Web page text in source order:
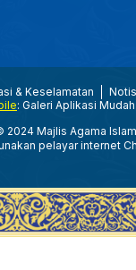
& Keselamatan
: Galeri Aplikasi
Majlis Agama
pelayar internet